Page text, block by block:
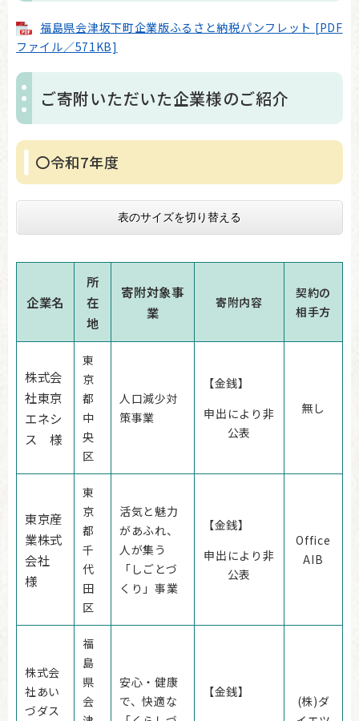
福島県会津坂下町企業版ふるさと納税パンフレット [PDF
ファイル／571KB]
ご寄附いただいた企業様のご紹介
〇令和7年度
表のサイズを切り替える
企業名
所
在
地
寄附対象事
業
寄附内容
契約の
相手方
株式会
社東京
エネシ
ス 様
東
京
都
中
央
区
人口減少対
策事業
【金銭】
申出により非
公表
無し
東京産
業株式
会社
様
東
京
都
千
代
田
区
活気と魅力
があふれ、
人が集う
「しごとづ
くり」事業
【金銭】
申出により非
公表
Office
AIB
株式会
社あい
づダス
福
島
県
会
安心・健康
で、快適な
【金銭】
(株)ダ